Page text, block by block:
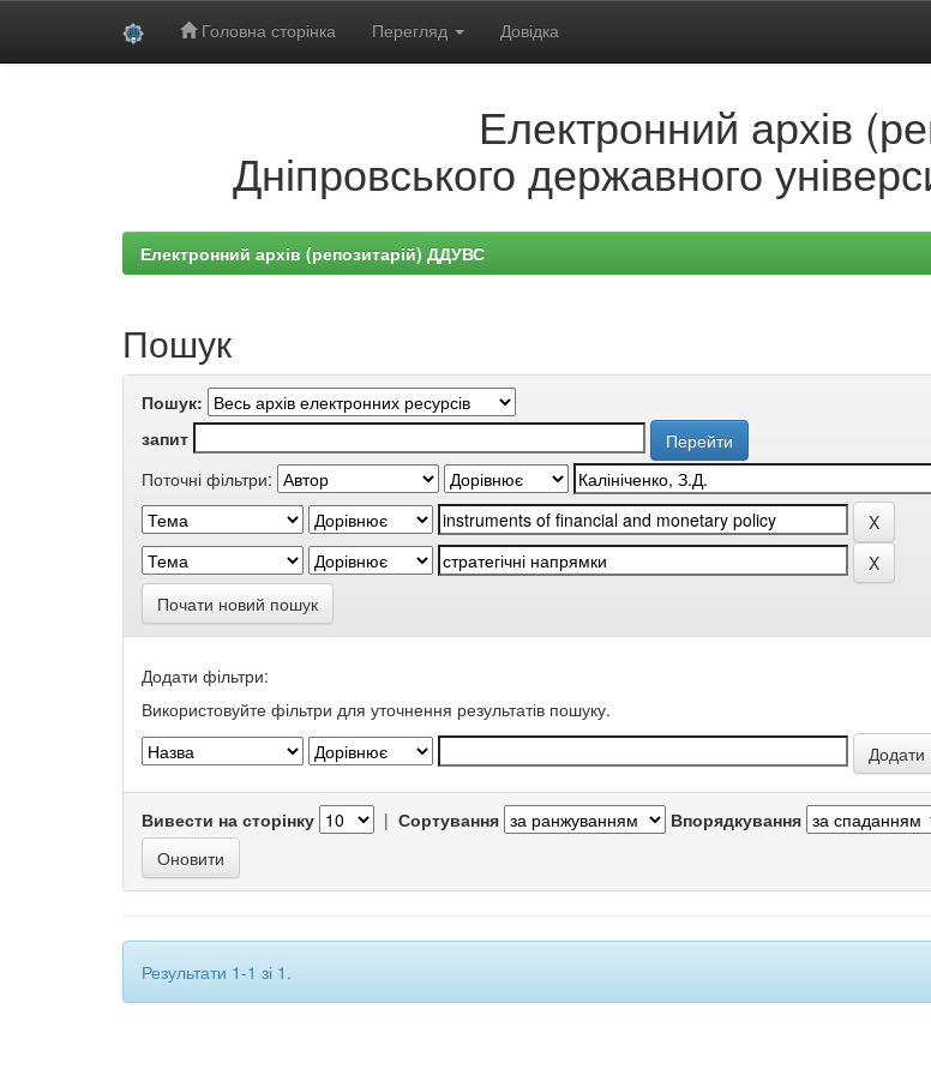
Головна сторінка Перегляд Довідка
Електронний архів
Дніпровського державного
Електронний архів (репозитарій) ДДУВС
Пошук
Пошук:
запит
Поточні фільтри:
Почати новий пошук
Додати фільтри:
Використовуйте фільтри для уточнення результатів пошуку.
Вивести на сторінку | Сортування Впорядкування
Результати 1-1 зі 1.